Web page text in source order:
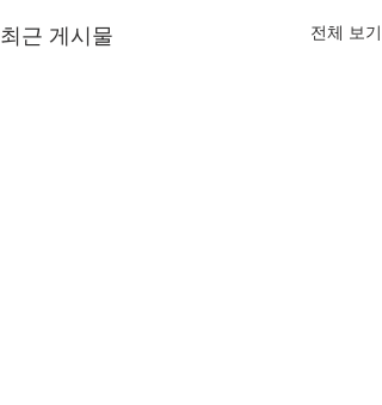
최근 게시물 전체 보기